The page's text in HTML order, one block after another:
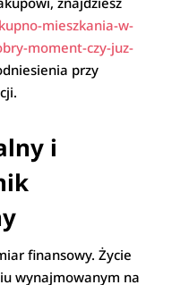
mieszkania-w-
moment-czy-juz-
przy
i
finansowy. Życie
wynajmowanym na